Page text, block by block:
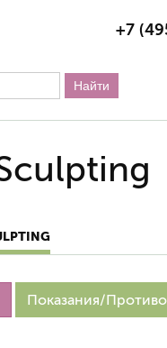
+7
Показания/